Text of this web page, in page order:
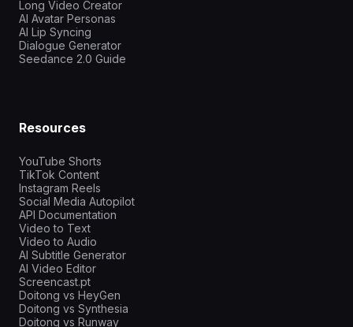
Long Video Creator
AI Avatar Personas
AI Lip Syncing
Dialogue Generator
Seedance 2.0 Guide
Resources
YouTube Shorts
TikTok Content
Instagram Reels
Social Media Autopilot
API Documentation
Video to Text
Video to Audio
AI Subtitle Generator
AI Video Editor
Screencast.pt
Doitong vs HeyGen
Doitong vs Synthesia
Doitong vs Runway